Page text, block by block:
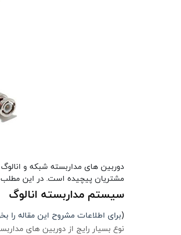
دوربین های مداربسته شبکه و
مشتریان پیچیده است. در این
سیستم مداربسته انالوگ
(برای اطلاعات مشروح این مقاله را
نوع بسیار رایج از دوربین های